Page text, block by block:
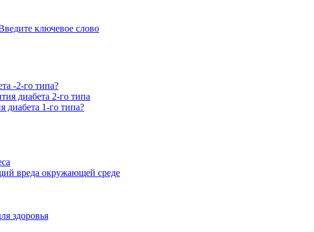
ключевое слово
-2-го типа?
диабета 2-го типа
диабета 1-го типа?
вреда окружающей среде
здоровья